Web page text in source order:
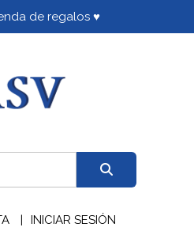
de regalos ♥
INICIAR SESIÓN